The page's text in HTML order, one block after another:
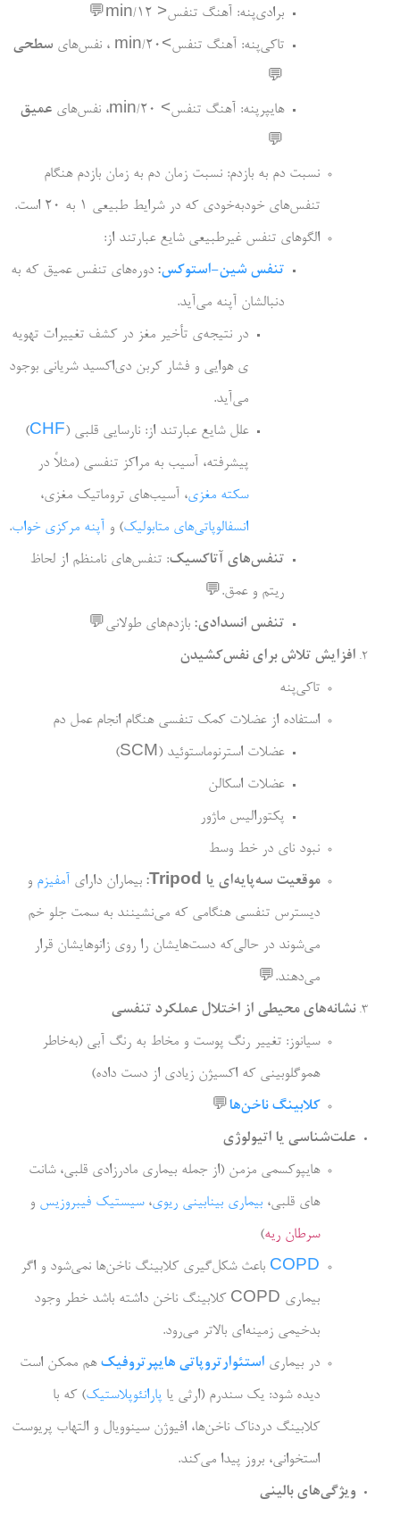
برادی‌­پنه: آهنگ تنفس< 12/min
💬
تاکی­‌پنه: آهنگ تنفس>20/min ، نفس­‌های
سطحی
💬
هایپر­پنه: آهنگ تنفس> 20/min، نفس­‌های
عمیق
💬
نسبت دم به بازدم: نسبت زمان دم به زمان بازدم هنگام
تنفس‌های خودبه­‌خودی که در شرایط طبیعی 1 به 20 است.
الگوهای تنفس غیرطبیعی شایع عبارتند از:
تنفس شین-استوکس: دوره­‌های تنفس عمیق که به
دنبالشان آپنه می‌­آید.
در نتیجه­‌ی تأخیر مغز در کشف تغییرات تهویه­‌
ی هوایی و فشار کربن­‌ دی‌اکسید شریانی بوجود
می­‌آید.
علل شایع عبارتند از: نارسایی قلبی (CHF
)
پیشرفته، آسیب به مراکز تنفسی (مثلاً در
سکته مغزی، آسیب­‌های تروماتیک مغزی،
انسفالوپاتی‌های متابولیک) و آپنه مرکزی خواب.
تنفس‌­های آتاکسیک: تنفس­‌های نامنظم از لحاظ
ریتم و عمق.💬
تنفس انسدادی: بازدم‌­های طولانی💬
افزایش تلاش برای نفس­‌کشیدن
تاکی‌­پنه
استفاده از عضلات کمک تنفسی هنگام انجام عمل دم
عضلات استرنوماستوئید (SCM)
عضلات اسکالن
پکتورالیس ماژور
نبود نای در خط وسط
موقعیت سه­‌پایه­‌ای یا Tripod
: بیماران دارای آمفیزم و
دیسترس تنفسی هنگامی که می‌­نشینند به سمت جلو خم
می­‌شوند در حالی­‌که دست­‌هایشان را روی زانو­هایشان قرار
می‌­دهند.💬
نشانه‌­های محیطی از اختلال عملکرد تنفسی
سیانوز: تغییر رنگ پوست و مخاط به رنگ آبی (به‌­خاطر
هموگلوبینی که اکسیژن زیادی از دست داده)
کلابینگ ناخن‌ها💬
علت­‌شناسی یا اتیولوژی
هایپوکسمی مزمن (از جمله بیماری مادرزادی قلبی، شانت­‌
های قلبی، بیماری بینابینی ریوی،سیستیک فیبروزیس و
سرطان ریه)
COPD باعث شکل‌­گیری کلابینگ ناخن‌­ها نمی­‌شود و اگر
بیماری COPD کلابینگ ناخن داشته باشد خطر وجود
بدخیمی زمینه‌­ای بالاتر می­‌رود.
در بیماری استئوارتروپاتی هایپرتروفیکهم ممکن است
دیده شود: یک سندرم (ارثی یا پارانئوپلاستیک) که با
کلابینگ دردناک ناخن­‌ها، افیوژن سینوویال و التهاب پریوست
استخوانی، بروز پیدا می‌کند.
ویژگی­‌های بالینی